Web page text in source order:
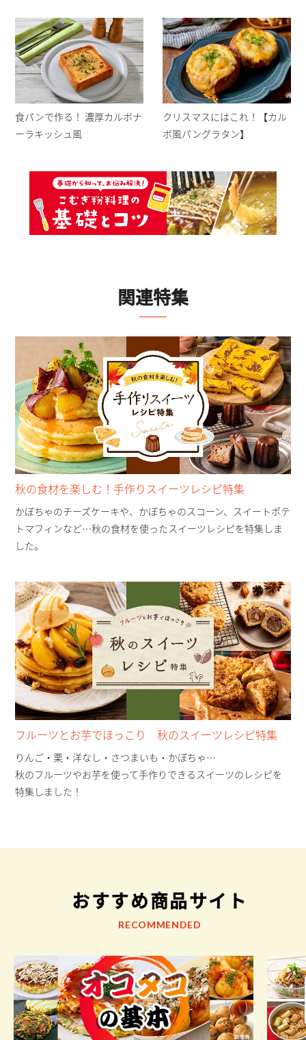
食パンで作る！ 濃厚カルボナ
ーラキッシュ風
クリスマスにはこれ！【カル
ボ風パングラタン】
関連特集
秋の食材を楽しむ！手作りスイーツレシピ特集
かぼちゃのチーズケーキや、かぼちゃのスコーン、スイートポテ
トマフィンなど…秋の食材を使ったスイーツレシピを特集しま
した。
フルーツとお芋でほっこり 秋のスイーツレシピ特集
りんご・栗・洋なし・さつまいも・かぼちゃ…
秋のフルーツやお芋を使って手作りできるスイーツのレシピを
特集しました！
おすすめ商品サイト
RECOMMENDED